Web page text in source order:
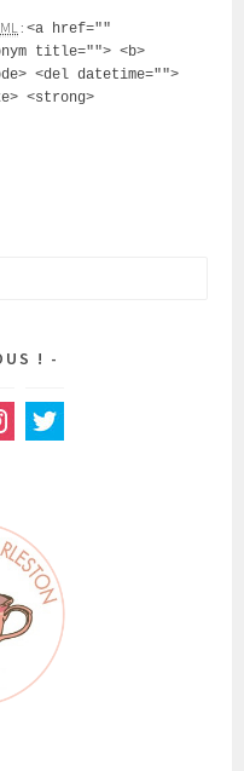
:<a href=""
title=""> <b>
<del datetime="">
<strong>
!